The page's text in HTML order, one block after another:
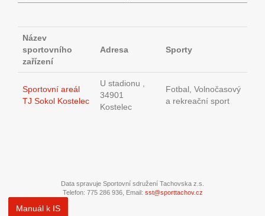
Název
sportovního
zařízení
Adresa Sporty
Sportovní areál
TJ Sokol Kostelec
U stadionu ,
34901
Kostelec
Fotbal, Volnočasový
a rekreační sport
Data spravuje Sportovní sdružení Tachovska z.s.
Telefon: 775 286 936, Email: sst@sporttachov.cz
Manuál k IS